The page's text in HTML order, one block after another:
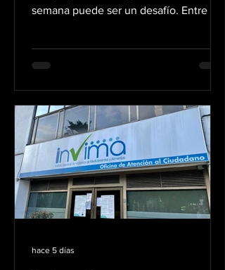
semana puede ser un desafío. Entre el
quedar relegada. Sin embargo, una
Communications plantea una
alternativa para quienes tienen poco
tiempo, que consiste en concentrar el
entrenamiento de alta intensidad en
una sola jornada. El estudio fue
realizado por investigadores de la
Universidad de Hong
hace 5 días